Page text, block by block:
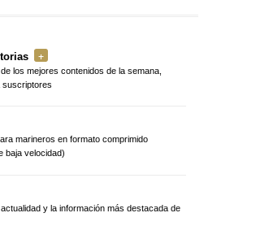
los mejores contenidos de la semana,
suscriptores
marineros en formato comprimido
baja velocidad)
y la información más destacada de